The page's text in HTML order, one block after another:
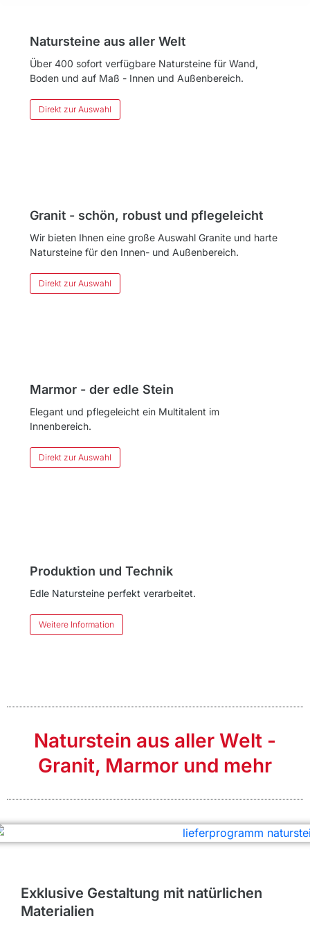
Natursteine aus aller Welt
Über 400 sofort verfügbare Natursteine für Wand,
Boden und auf Maß - Innen und Außenbereich.
Direkt zur Auswahl
Granit - schön, robust und pflegeleicht
Wir bieten Ihnen eine große Auswahl Granite und harte
Natursteine für den Innen- und Außenbereich.
Direkt zur Auswahl
Marmor - der edle Stein
Elegant und pflegeleicht ein Multitalent im
Innenbereich.
Direkt zur Auswahl
Produktion und Technik
Edle Natursteine perfekt verarbeitet.
Weitere Information
Naturstein aus aller Welt -
Granit, Marmor und mehr
Exklusive Gestaltung mit natürlichen
Materialien